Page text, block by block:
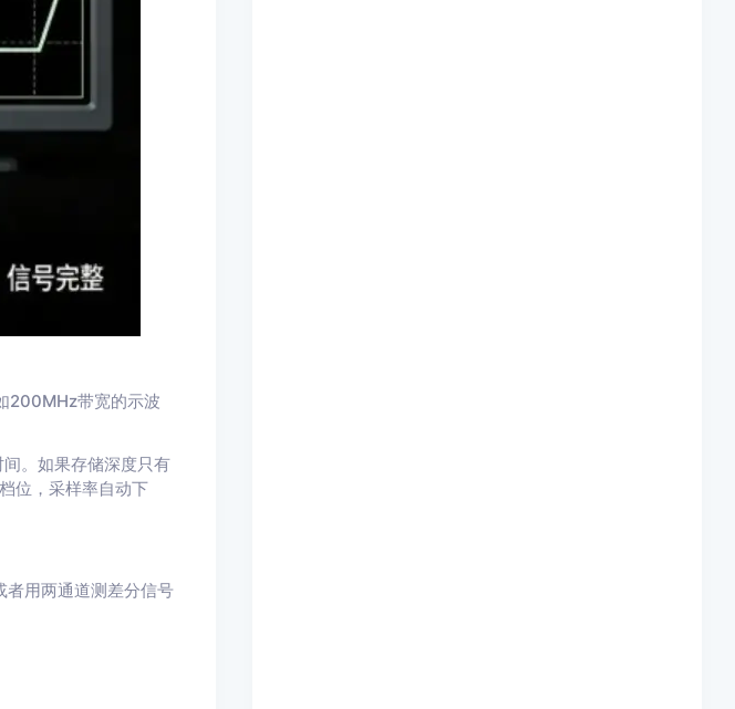
200MHz带宽的示波
。如果存储深度只有
位，采样率自动下
者用两通道测差分信号